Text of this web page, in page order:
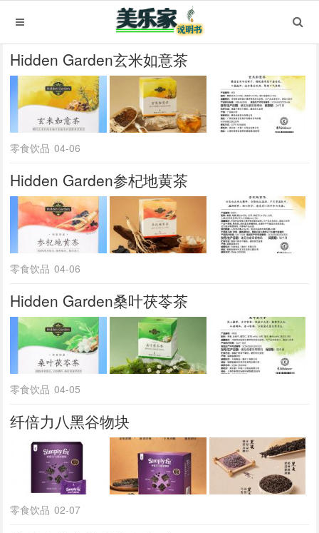
Hidden Garden玄米如意茶
零食饮品 04-06
Hidden Garden参杞地黄茶
零食饮品 04-06
Hidden Garden桑叶茯苓茶
零食饮品 04-05
纤倍力八黑谷物块
零食饮品 02-07